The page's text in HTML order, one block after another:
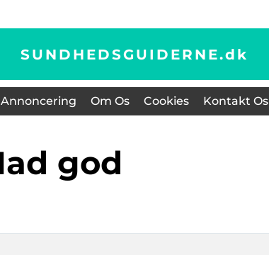
SUNDHEDSGUIDERNE.dk
Annoncering Om Os Cookies Kontakt Os
mad god